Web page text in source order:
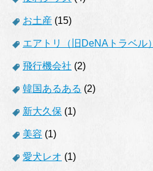
お土産 (15)
エアトリ（旧DeNAトラベル）
飛行機会社 (2)
韓国あるある (2)
新大久保 (1)
美容 (1)
愛犬レオ (1)